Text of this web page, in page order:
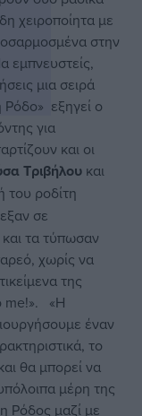
χειροποίητα με
στην
εμπνευστείς,
μια σειρά
Ρόδο» εξηγεί ο
για
και οι
Τριβήλου και
ροδίτη
σε
τα τύπωσαν
χωρίς να
της
«Η
έναν
το
θα μπορεί να
μέρη της
Ρόδος μαζί με